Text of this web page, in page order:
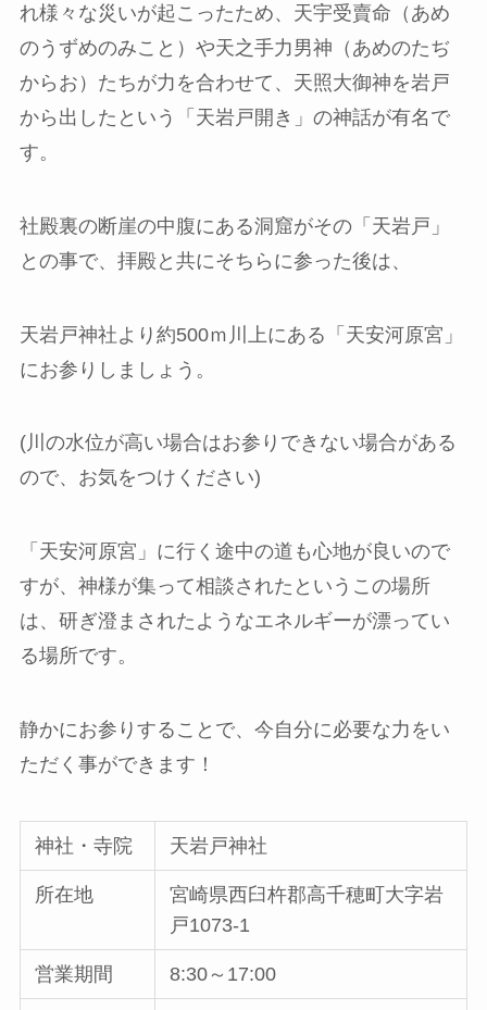
れ様々な災いが起こったため、天宇受賣命（あめ
のうずめのみこと）や天之手力男神（あめのたぢ
からお）たちが力を合わせて、天照大御神を岩戸
から出したという「天岩戸開き」の神話が有名で
す。
社殿裏の断崖の中腹にある洞窟がその「天岩戸」
との事で、拝殿と共にそちらに参った後は、
天岩戸神社より約500ｍ川上にある「天安河原宮」
にお参りしましょう。
(川の水位が高い場合はお参りできない場合がある
ので、お気をつけください)
「天安河原宮」に行く途中の道も心地が良いので
すが、神様が集って相談されたというこの場所
は、研ぎ澄まされたようなエネルギーが漂ってい
る場所です。
静かにお参りすることで、今自分に必要な力をい
ただく事ができます！
神社・寺院 天岩戸神社
所在地
宮崎県西臼杵郡高千穂町大字岩
戸1073-1
営業期間 8:30～17:00